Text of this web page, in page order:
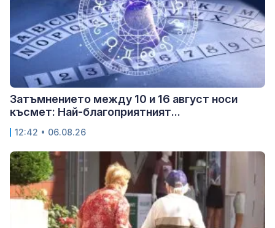
Затъмнението между 10 и 16 август носи
късмет: Най-благоприятният...
12:42 • 06.08.26